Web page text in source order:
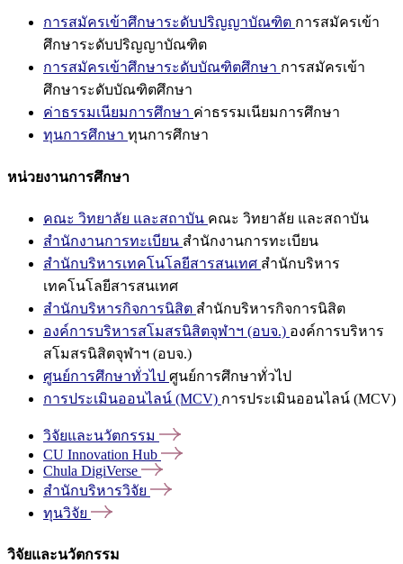
การสมัครเข้าศึกษาระดับปริญญาบัณฑิต การสมัครเข้า
ศึกษาระดับปริญญาบัณฑิต
การสมัครเข้าศึกษาระดับบัณฑิตศึกษา การสมัครเข้า
ศึกษาระดับบัณฑิตศึกษา
ค่าธรรมเนียมการศึกษา ค่าธรรมเนียมการศึกษา
ทุนการศึกษา ทุนการศึกษา
หน่วยงานการศึกษา
คณะ วิทยาลัย และสถาบัน คณะ วิทยาลัย และสถาบัน
สำนักงานการทะเบียน สำนักงานการทะเบียน
สำนักบริหารเทคโนโลยีสารสนเทศ สำนักบริหาร
เทคโนโลยีสารสนเทศ
สำนักบริหารกิจการนิสิต สำนักบริหารกิจการนิสิต
องค์การบริหารสโมสรนิสิตจุฬาฯ (อบจ.) องค์การบริหาร
สโมสรนิสิตจุฬาฯ (อบจ.)
ศูนย์การศึกษาทั่วไป ศูนย์การศึกษาทั่วไป
การประเมินออนไลน์ (MCV) การประเมินออนไลน์ (MCV)
วิจัยและนวัตกรรม
CU Innovation Hub
Chula DigiVerse
สำนักบริหารวิจัย
ทุนวิจัย
วิจัยและนวัตกรรม